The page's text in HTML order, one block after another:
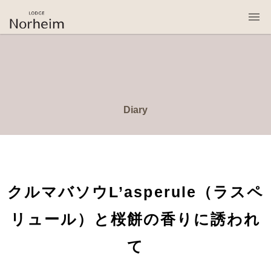
Diary
クルマバソウL’asperule（ラスペ
リュール）と桜餅の香りに誘われ
て